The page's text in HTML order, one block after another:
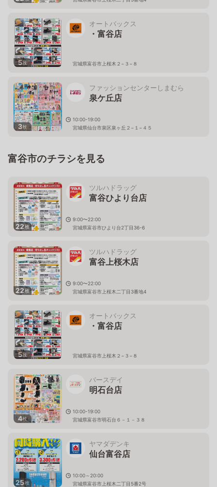
5枚
オートバックス
・富谷店
宮城県富谷市上桜木２−３−８
3枚
ファッションセンターしまむら
泉ケ丘店
10:00-19:00
宮城県仙台市泉区泉ヶ丘２−１−４５
富谷市のチラシを見る
22枚
ツルハドラッグ
富谷ひより台店
9:00〜22:00
宮城県富谷市ひより台2丁目36-6
22枚
ツルハドラッグ
富谷上桜木店
9:00〜22:00
宮城県富谷市上桜木二丁目3番地4
5枚
オートバックス
・富谷店
宮城県富谷市上桜木２−３−８
4枚
バースデイ
明石台店
10:00-19:00
宮城県富谷市明石台６－１－３８
25枚
ヤマダデンキ
仙台富谷店
10:00～20:00
宮城県富谷市上桜木二丁目5番2号